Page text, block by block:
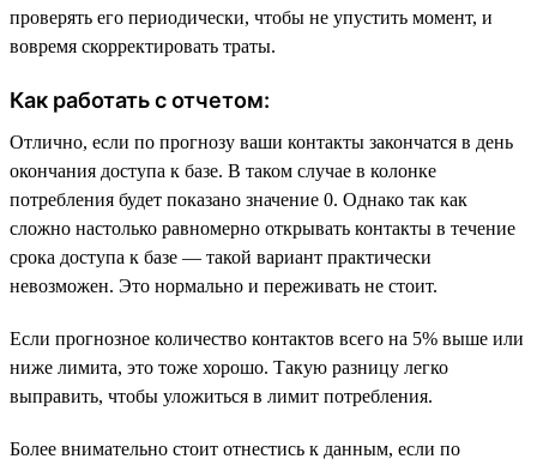
проверять его периодически, чтобы не упустить момент, и
вовремя скорректировать траты.
Как работать с отчетом:
Отлично, если по прогнозу ваши контакты закончатся в день
окончания доступа к базе. В таком случае в колонке
потребления будет показано значение 0. Однако так как
сложно настолько равномерно открывать контакты в течение
срока доступа к базе — такой вариант практически
невозможен. Это нормально и переживать не стоит.
Если прогнозное количество контактов всего на 5% выше или
ниже лимита, это тоже хорошо. Такую разницу легко
выправить, чтобы уложиться в лимит потребления.
Более внимательно стоит отнестись к данным, если по